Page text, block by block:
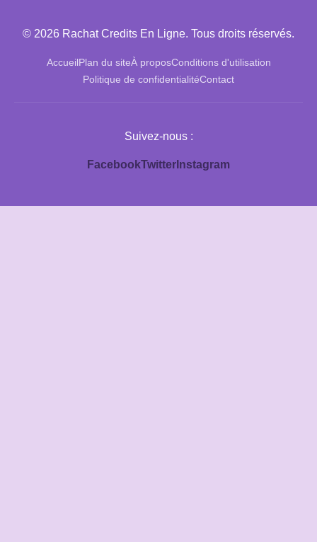
© 2026 Rachat Credits En Ligne. Tous droits réservés.
AccueilPlan du siteÀ proposConditions d'utilisation
Politique de confidentialitéContact
Suivez-nous :
FacebookTwitter Instagram